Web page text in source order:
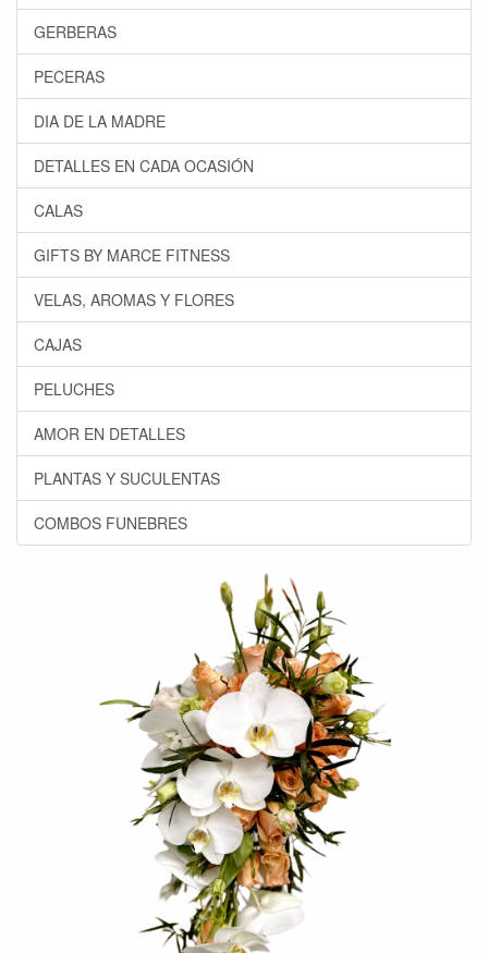
GERBERAS
PECERAS
DIA DE LA MADRE
DETALLES EN CADA OCASIÓN
CALAS
GIFTS BY MARCE FITNESS
VELAS, AROMAS Y FLORES
CAJAS
PELUCHES
AMOR EN DETALLES
PLANTAS Y SUCULENTAS
COMBOS FUNEBRES